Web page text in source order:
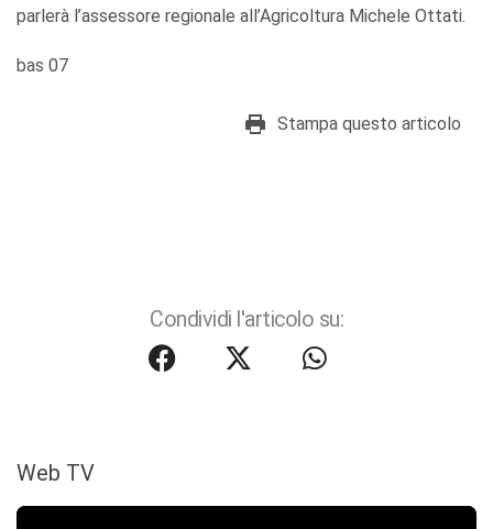
parlerà l’assessore regionale all’Agricoltura Michele Ottati.
bas 07
Stampa questo articolo
Condividi l'articolo su:
Web TV